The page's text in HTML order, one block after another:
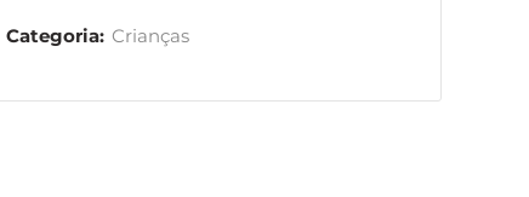
Categoria: Crianças